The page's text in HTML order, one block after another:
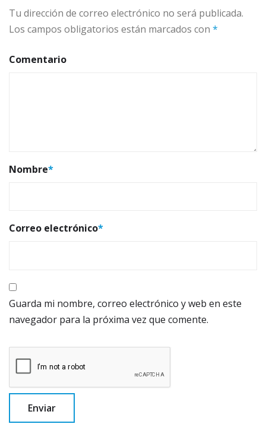
Tu dirección de correo electrónico no será publicada.
Los campos obligatorios están marcados con *
Comentario
Nombre*
Correo electrónico*
Guarda mi nombre, correo electrónico y web en este
navegador para la próxima vez que comente.